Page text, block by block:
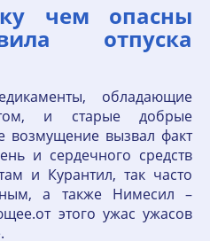
чем опасны
отпуска
обладающие
и старые добрые
возмущение вызвал факт
и сердечного средств
и Курантил, так часто
а также Нимесил –
этого ужас ужасов